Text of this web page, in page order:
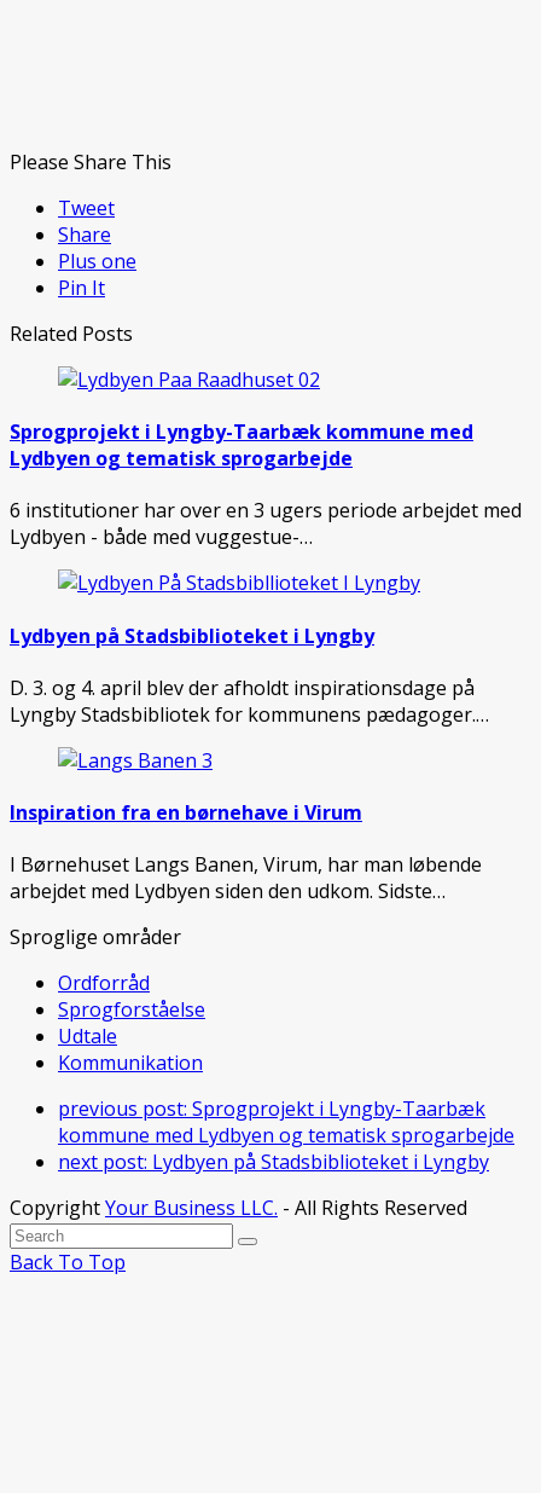
Please Share This
Tweet
Share
Plus one
Pin It
Related Posts
Sprogprojekt i Lyngby-Taarbæk kommune med
Lydbyen og tematisk sprogarbejde
6 institutioner har over en 3 ugers periode arbejdet med
Lydbyen - både med vuggestue-…
Lydbyen på Stadsbiblioteket i Lyngby
D. 3. og 4. april blev der afholdt inspirationsdage på
Lyngby Stadsbibliotek for kommunens pædagoger.…
Inspiration fra en børnehave i Virum
I Børnehuset Langs Banen, Virum, har man løbende
arbejdet med Lydbyen siden den udkom. Sidste…
Sproglige områder
Ordforråd
Sprogforståelse
Udtale
Kommunikation
previous post: Sprogprojekt i Lyngby-Taarbæk
kommune med Lydbyen og tematisk sprogarbejde
next post: Lydbyen på Stadsbiblioteket i Lyngby
CopyrightYour Business LLC. - All Rights Reserved
Back To Top